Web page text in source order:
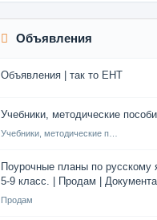
Объявления
Объявления | так то ЕНТ
Учебники, методические
Поурочные планы по русскому
5-9 класс. | Продам |
Продам